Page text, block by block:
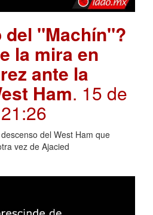
del "Machín"?
la mira en
ante la
Ham. 15 de
del West Ham que
vez de Ajacied